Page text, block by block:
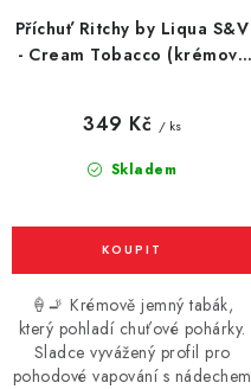
Příchuť Ritchy by Liqua S&V
- Cream Tobacco (krémový
Skladem
349 Kč / ks
🍦🚬 Krémově jemný tabák,
který pohladí chuťové pohárky.
Sladce vyvážený profil pro
pohodové vapování s nádechem